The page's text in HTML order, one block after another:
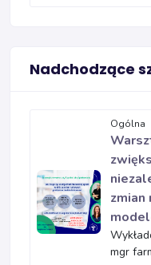
Nadchodzące
Ogólna
zmian
mgr